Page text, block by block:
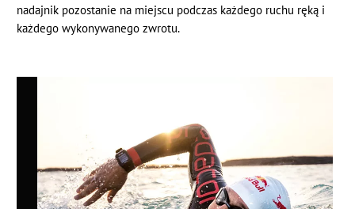
nadajnik pozostanie na miejscu podczas każdego ruchu ręką i
każdego wykonywanego zwrotu.